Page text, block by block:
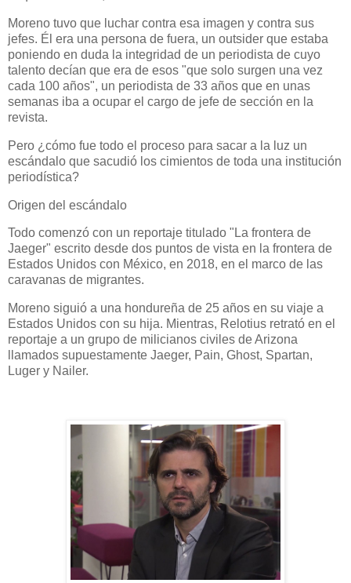
Moreno tuvo que luchar contra esa imagen y contra sus
jefes. Él era una persona de fuera, un outsider que estaba
poniendo en duda la integridad de un periodista de cuyo
talento decían que era de esos "que solo surgen una vez
cada 100 años", un periodista de 33 años que en unas
semanas iba a ocupar el cargo de jefe de sección en la
revista.
Pero ¿cómo fue todo el proceso para sacar a la luz un
escándalo que sacudió los cimientos de toda una institución
periodística?
Origen del escándalo
Todo comenzó con un reportaje titulado "La frontera de
Jaeger" escrito desde dos puntos de vista en la frontera de
Estados Unidos con México, en 2018, en el marco de las
caravanas de migrantes.
Moreno siguió a una hondureña de 25 años en su viaje a
Estados Unidos con su hija. Mientras, Relotius retrató en el
reportaje a un grupo de milicianos civiles de Arizona
llamados supuestamente Jaeger, Pain, Ghost, Spartan,
Luger y Nailer.